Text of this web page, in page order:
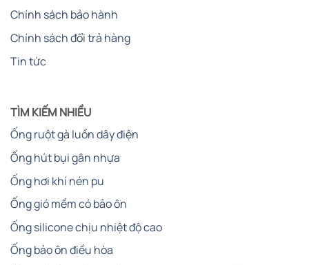
Chính sách bảo hành
Chính sách đổi trả hàng
Tin tức
TÌM KIẾM NHIỀU
Ống ruột gà luồn dây điện
Ống hút bụi gân nhựa
Ống hơi khí nén pu
Ống gió mềm có bảo ôn
Ống silicone chịu nhiệt độ cao
Ống bảo ôn điều hòa